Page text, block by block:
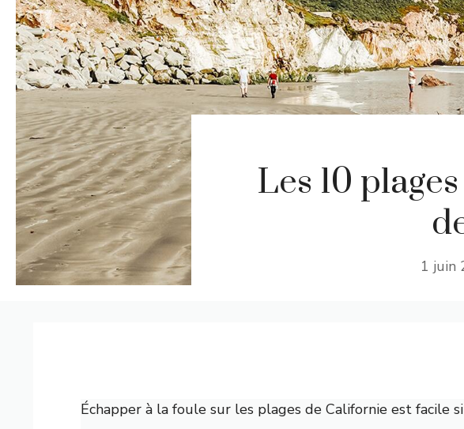
Les 10
1 juin
Échapper à la foule sur les plages de Californie est facile